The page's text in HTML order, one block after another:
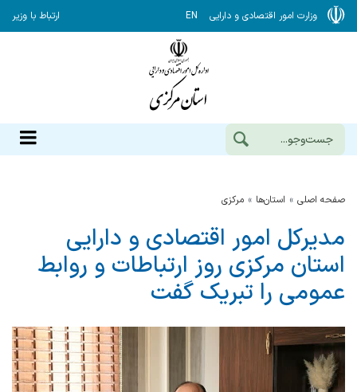
وزارت امور اقتصادی و دارایی EN ارتباط با وزیر
صفحه اصلی استان‌ها مركزي
مدیرکل امور اقتصادی و دارایی
استان مرکزی روز ارتباطات و روابط
عمومی را تبریک گفت